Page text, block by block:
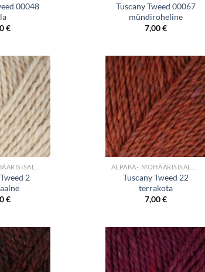
00048
€
Tuscany Tweed 00067
mündiroheline
7,00€
2
€
+
Tuscany Tweed 22
terrakota
7,00€